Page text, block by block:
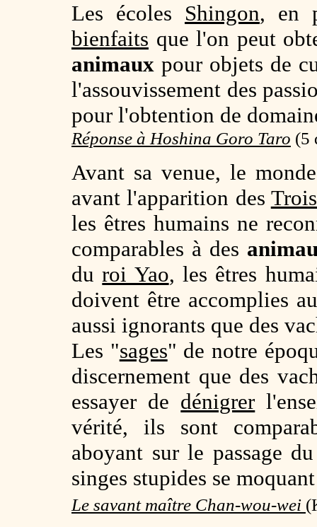
Les écoles Shingon, en
bienfaits que l'on peut
animaux pour objets de
l'assouvissement des
pour l'obtention de
Réponse à Hoshina Goro Taro (5
Avant sa venue, le
avant l'apparition des
les êtres humains ne
comparables à des
duroi Yao, les êtres
doivent être accomplies
aussi ignorants que des
Les "sages" de notre
discernement que des
essayer de dénigrer
vérité, ils sont
aboyant sur le passage
singes stupides se
Le savant maître Chan-wou-wei